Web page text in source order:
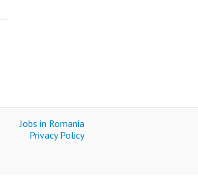
Jobs in Romania
Privacy Policy